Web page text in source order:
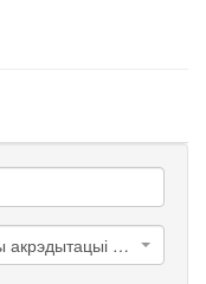
па рэестры Нацыянальнай сістэмы акрэдытацыі Рэспублікі Беларусь